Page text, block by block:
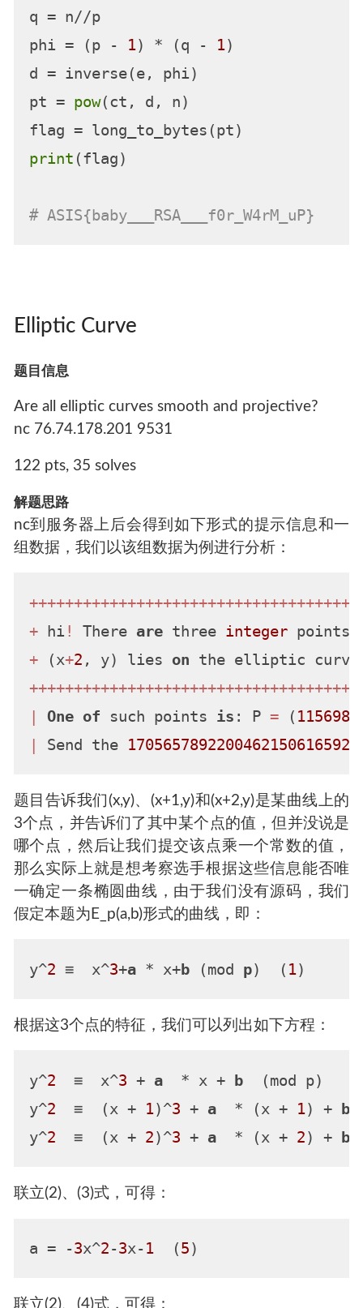
q = n//p
phi = (p - 1) * (q - 1)
d = inverse(e, phi)
pt = pow(ct, d, n)
print (flag)
# ASIS{baby___RSA___f0r_W4rM_uP}
Elliptic Curve
题目信息
Are all elliptic curves smooth and projective?
nc 76.74.178.201 9531
122 pts, 35 solves
解题思路
nc到服务器上后会得到如下形式的提示信息和一
组数据，我们以该组数据为例进行分析：
++++++++++++++++++++++++++++++++++++
+ hi ! There are three integer points
+ (x+2 , y) lies on the elliptic curve
++++++++++++++++++++++++++++++++++++
|
One of such points is : P = (
|
Send the
题目告诉我们(x,y)、(x+1,y)和(x+2,y)是某曲线上的
3个点，并告诉们了其中某个点的值，但并没说是
哪个点，然后让我们提交该点乘一个常数的值，
那么实际上就是想考察选手根据这些信息能否唯
一确定一条椭圆曲线，由于我们没有源码，我们
假定本题为E_p(a,b)形式的曲线，即：
y^2 ≡  x^3+a * x+b (mod p)  ( 1
根据这3个点的特征，我们可以列出如下方程：
y^2
  ≡  x^
3 + a
  * x +
b
(mod p)
y^2
  ≡  (x +
1)^3 + a
  * (x +
1) + b
y^2
  ≡  (x +
2)^3 + a
  * (x +
2) + b
联立(2)、(3)式，可得：
a = -3x^2-3x-1
  (
5
联立(2)、(4)式，可得：